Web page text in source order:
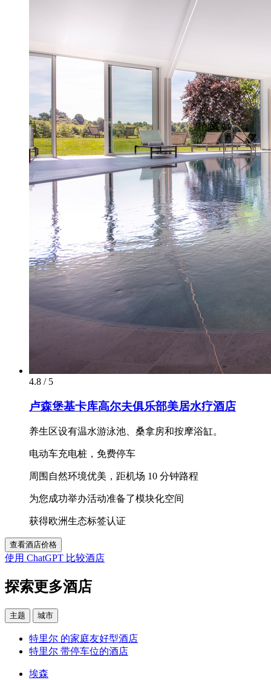
4.8 / 5
卢森堡基卡库高尔夫俱乐部美居水疗酒店
养生区设有温水游泳池、桑拿房和按摩浴缸。
电动车充电桩，免费停车
周围自然环境优美，距机场 10 分钟路程
为您成功举办活动准备了模块化空间
获得欧洲生态标签认证
查看酒店价格
使用 ChatGPT 比较酒店
探索更多酒店
主题 城市
特里尔 的家庭友好型酒店
特里尔 带停车位的酒店
埃森